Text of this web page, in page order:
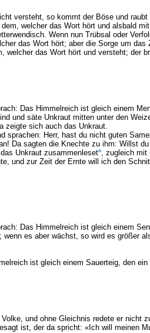
versteht, so kommt der Böse und
welcher das Wort hört und alsbald
Wenn nun Trübsal oder
das Wort hört; aber die Sorge um
das Wort hört und versteht; der
Das Himmelreich ist gleich einem
und säte Unkraut mitten unter den
zeigte sich auch das Unkraut.
sprachen: Herr, hast du nicht guten
Da sagten die Knechte zu ihm: Willst
Unkraut zusammenleset , zugleich mit
und zur Zeit der Ernte will ich den
Das Himmelreich ist gleich einem
es aber wächst, so wird es größer
ist gleich einem Sauerteig, den
und ohne Gleichnis redete er nicht
ist, der da spricht: «Ich will meinen